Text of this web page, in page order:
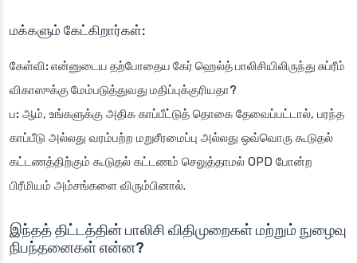
மக்களும் கேட்கிறார்கள்:
கேள்வி: என்னுடைய தற்போதைய கேர் ஹெல்த் பாலிசியிலிருந்து சுப்ரீம்
விகாஸுக்கு மேம்படுத்துவது மதிப்புக்குரியதா?
ப: ஆம், உங்களுக்கு அதிக காப்பீட்டுத் தொகை தேவைப்பட்டால், பரந்த
காப்பீடு அல்லது வரம்பற்ற மறுசீரமைப்பு அல்லது ஒவ்வொரு கூடுதல்
கட்டணத்திற்கும் கூடுதல் கட்டணம் செலுத்தாமல் OPD போன்ற
பிரீமியம் அம்சங்களை விரும்பினால்.
இந்தத் திட்டத்தின் பாலிசி விதிமுறைகள் மற்றும் நுழைவு
நிபந்தனைகள் என்ன?